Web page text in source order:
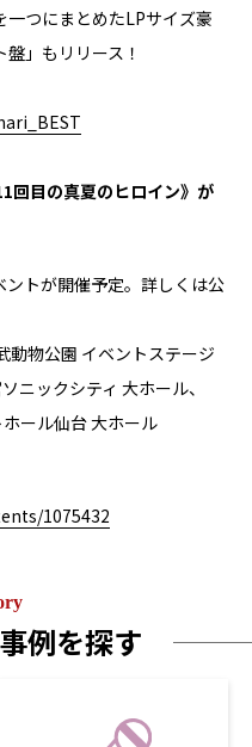
つにまとめたLPサイズ豪
」もリリース！
回目の真夏のヒロイン》が
トが開催予定。詳しくは公
物公園 イベントステージ
ックシティ 大ホール、
ール仙台 大ホール
1075432
例を探す